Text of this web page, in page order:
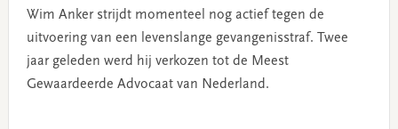
Wim Anker strijdt momenteel nog actief tegen de
uitvoering van een levenslange gevangenisstraf. Twee
jaar geleden werd hij verkozen tot de Meest
Gewaardeerde Advocaat van Nederland.